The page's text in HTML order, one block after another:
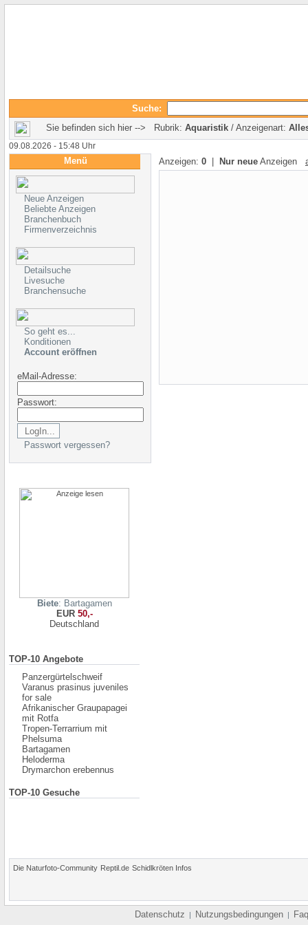
Suche:
Sie befinden sich hier --> Rubrik: Aquaristik / Anzeigenart:
09.08.2026 - 15:48 Uhr
Menü
Neue Anzeigen
Beliebte Anzeigen
Branchenbuch
Firmenverzeichnis
Detailsuche
Livesuche
Branchensuche
So geht es...
Konditionen
Account eröffnen
eMail-Adresse:
Passwort:
Passwort vergessen?
Biete: Bartagamen
EUR50,-
Deutschland
TOP-10 Angebote
Panzergürtelschweif
Varanus prasinus juveniles
for sale
Afrikanischer Graupapagei
mit Rotfa
Tropen-Terrarrium mit
Phelsuma
Bartagamen
Heloderma
Drymarchon erebennus
TOP-10 Gesuche
Anzeigen: 0 Nur neue Anzeigen
Die Naturfoto-Community Reptil.de Schidlkröten Infos
Datenschutz | Nutzungsbedingungen | Faq